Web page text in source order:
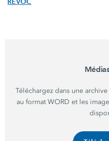
Téléchargez dans une
au format WORD et les